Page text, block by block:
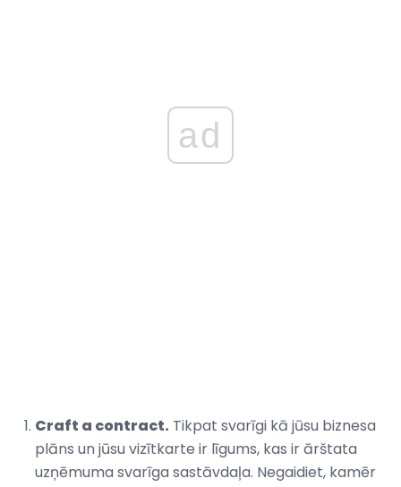
ad
Craft a contract. Tikpat svarīgi kā jūsu biznesa
plāns un jūsu vizītkarte ir līgums, kas ir ārštata
uzņēmuma svarīga sastāvdaļa. Negaidiet, kamēr